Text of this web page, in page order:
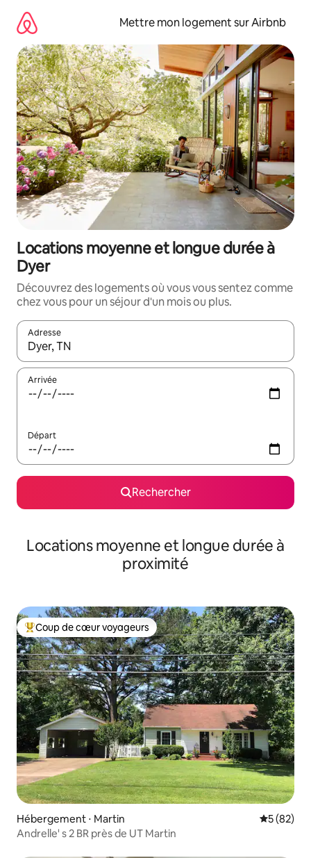
directement
contenu
Mettre mon logement sur Airbnb
Locations moyenne et longue durée à
Dyer
Découvrez des logements où vous vous sentez comme
chez vous pour un séjour d'un mois ou plus.
Adresse
Lorsque les résultats s'affichent, utilisez les flèches vers le
Arrivée
Départ
Rechercher
Locations moyenne et longue durée à
proximité
Coups de cœur voyageurs les plus appréciés
Coup de cœur voyageurs
Hébergement ⋅ Martin
5 (82)
Andrelle' s 2 BR près de UT Martin